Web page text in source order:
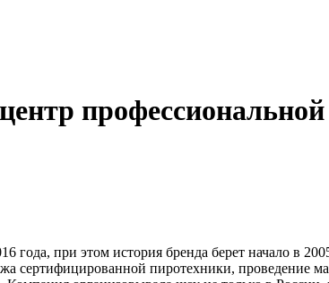
года, при этом история бренда берет начало в
пиротехники, проведение